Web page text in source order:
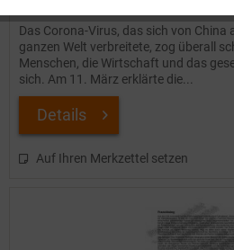
Das Corona-Virus, das sich von China
ganzen Welt verbreitete, zog überall
Menschen, die Wirtschaft und das
sich. Am 11. März erklärte die...
Details
Auf Ihren Merkzettel setzen
Service